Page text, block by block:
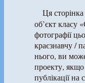
Ця сторінка
об’єкт класу
фотографії
краєзнавчу /
нього, ви
проекту, якщо
публікації на